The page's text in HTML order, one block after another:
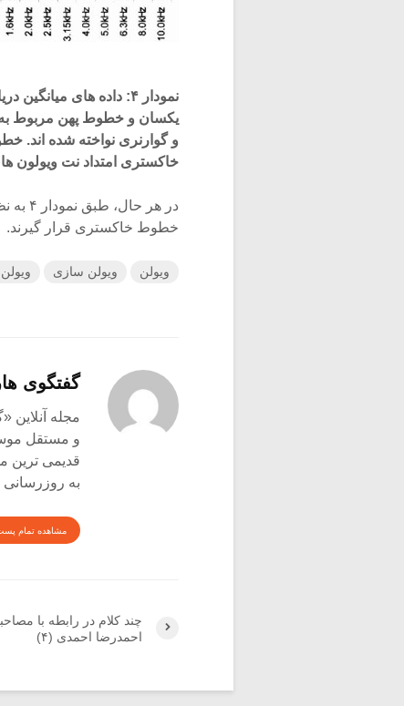
نمودار ۴: داده های
و گوارنری نواخته شده اند.
خاکستری امتداد نت ویولون
در
خطوط خاکستری قرار گیرند.
ویولن ویولن سازی
گفتگوی
و مستقل
قدیمی ترین
به
مشاهده تمام
چند کلام در رابطه با
احمدرضا احمدی (۴)